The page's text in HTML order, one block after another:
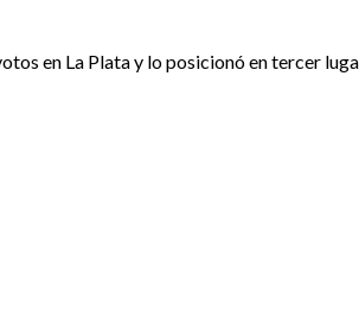
en La Plata y lo posicionó en tercer